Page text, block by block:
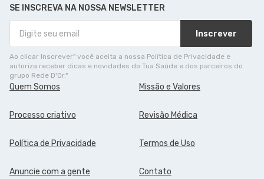
SE INSCREVA NA NOSSA NEWSLETTER
Inscrever
Ao clicar Inscrever" você aceita a nossa Política de Privacidade e
autoriza receber dicas e novidades do Tua Saúde e dos parceiros do
grupo Rede D'Or."
Quem Somos Missão e Valores
Processo criativo Revisão Médica
Política de Privacidade Termos de Uso
Anuncie com a gente Contato